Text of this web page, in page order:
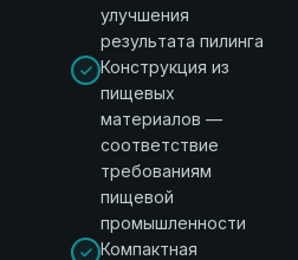
улучшения
результата пилинга
Конструкция из
пищевых
материалов —
соответствие
требованиям
пищевой
промышленности
Компактная